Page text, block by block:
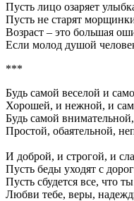
Пусть лицо озаряет
Пусть не старят
Возраст – это большая
Если молод душой
***
Будь самой веселой и
Хорошей, и нежной, и
Будь самой
Простой, обаятельной,
И доброй, и строгой, и
Пусть беды уходят с
Пусть сбудется все, что
Любви тебе, веры,